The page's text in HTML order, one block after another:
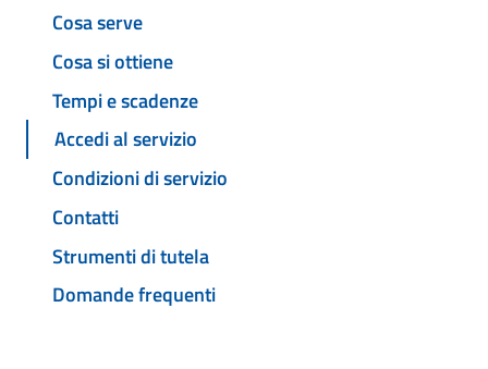
Cosa serve
Cosa si ottiene
Tempi e scadenze
Accedi al servizio
Condizioni di servizio
Contatti
Strumenti di tutela
Domande frequenti